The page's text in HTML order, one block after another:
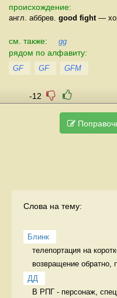
происхождение:
англ. аббрев. good fight —
см. также: gg
рядом по алфавиту:
GF GF GFM
-12
Слова на тему:
Блинк
телепортация на
возвращение обратно,
ДД
В РПГ - персонаж,